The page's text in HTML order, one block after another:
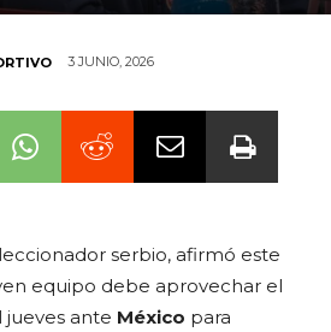
3 JUNIO, 2026
serbio, afirmó este
equipo debe aprovechar el
jueves ante México para